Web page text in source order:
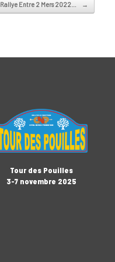
Rallye Entre 2 Mers 2022… →
Tour des Pouilles
3-7 novembre 2025